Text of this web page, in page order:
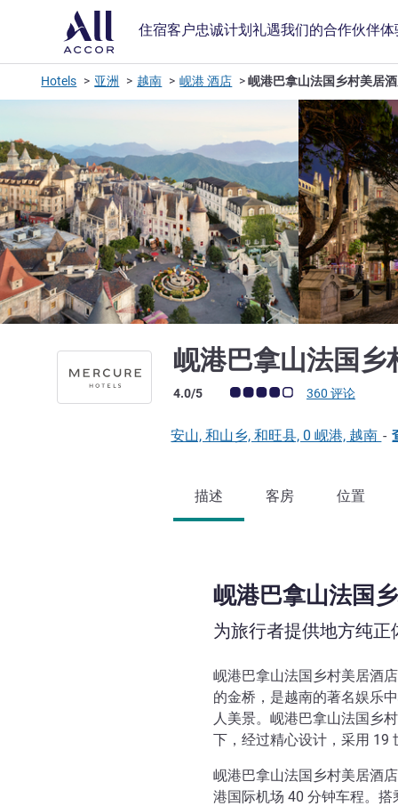
住宿客户忠诚计划礼遇我们的合作伙伴体
Hotels 亚洲 越南 岘港 酒店 岘港巴拿山法国乡村美居
岘港巴拿山法国
客户意见评级 (ALL 评级)
4.0/5 360 评论
安山, 和山乡, 和旺县, 0 岘港, 越南 -
描述 客房 位置
岘港巴拿山法国
为旅行者提供地方纯正
岘港巴拿山法国乡村美居酒
的金桥，是越南的著名娱乐
人美景。岘港巴拿山法国乡
下，经过精心设计，采用 19
岘港巴拿山法国乡村美居酒
港国际机场 40 分钟车程。